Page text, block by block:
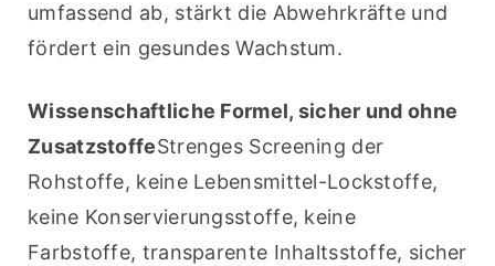
umfassend ab, stärkt die Abwehrkräfte und
fördert ein gesundes Wachstum.
Wissenschaftliche Formel, sicher und ohne
ZusatzstoffeStrenges Screening der
Rohstoffe, keine Lebensmittel-Lockstoffe,
keine Konservierungsstoffe, keine
Farbstoffe, transparente Inhaltsstoffe, sicher